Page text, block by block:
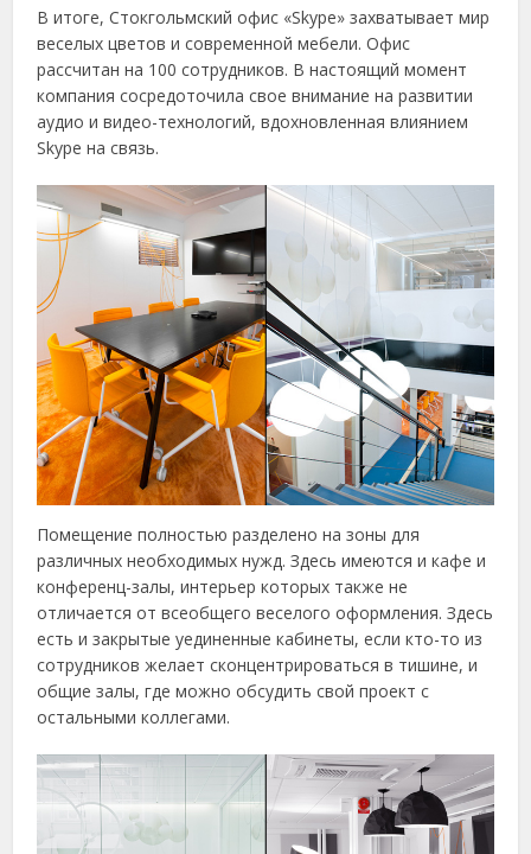
В итоге, Стокгольмский офис «Skype» захватывает мир
веселых цветов и современной мебели. Офис
рассчитан на 100 сотрудников. В настоящий момент
компания сосредоточила свое внимание на развитии
аудио и видео-технологий, вдохновленная влиянием
Skype на связь.
Помещение полностью разделено на зоны для
различных необходимых нужд. Здесь имеются и кафе и
конференц-залы, интерьер которых также не
отличается от всеобщего веселого оформления. Здесь
есть и закрытые уединенные кабинеты, если кто-то из
сотрудников желает сконцентрироваться в тишине, и
общие залы, где можно обсудить свой проект с
остальными коллегами.